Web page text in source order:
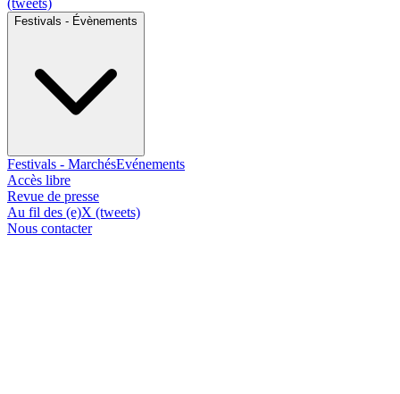
(tweets)
Festivals - Évènements
Festivals - MarchésEvénements
Accès libre
Revue de presse
Au fil des (e)X (tweets)
Nous contacter